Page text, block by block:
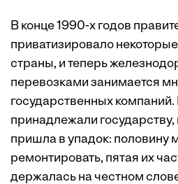
В конце 1990-х годов
приватизировало
страны, и теперь
перевозками занимается
государ­ственных
принадлежали
пришла в упадок: половину
ремонтировать, пятая их
держалась на честном